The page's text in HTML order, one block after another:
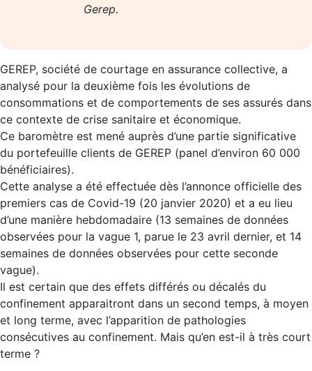
Gerep.
GEREP, société de courtage en assurance collective, a
analysé pour la deuxième fois les évolutions de
consommations et de comportements de ses assurés dans
ce contexte de crise sanitaire et économique.
Ce baromètre est mené auprès d’une partie significative
du portefeuille clients de GEREP (panel d’environ 60 000
bénéficiaires).
Cette analyse a été effectuée dès l’annonce officielle des
premiers cas de Covid-19 (20 janvier 2020) et a eu lieu
d’une manière hebdomadaire (13 semaines de données
observées pour la vague 1, parue le 23 avril dernier, et 14
semaines de données observées pour cette seconde
vague).
Il est certain que des effets différés ou décalés du
confinement apparaitront dans un second temps, à moyen
et long terme, avec l’apparition de pathologies
consécutives au confinement. Mais qu’en est-il à très court
terme ?